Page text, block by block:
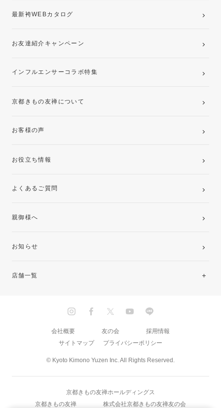
最新袴WEBカタログ
お友達紹介キャンペーン
インフルエンサーコラボ特集
京都きもの友禅について
お客様の声
お役立ち情報
よくあるご質問
親御様へ
お知らせ
店舗一覧
© Kyoto Kimono Yuzen Inc. All Rights Reserved.
会社概要 友の会
採用情報
サイトマップ
プライバシーポリシー
京都きもの友禅ホールディングス
京都きもの友禅
株式会社京都きもの友禅友の会